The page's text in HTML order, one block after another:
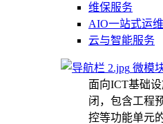
维保服务
AIO一站式运
云与智能服务
微模
面向ICT基础
闭，包含工程
控等功能单元